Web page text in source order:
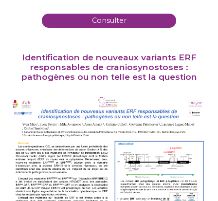
Consulter
Identification de nouveaux variants ERF
responsables de craniosynostoses :
pathogènes ou non telle est la question